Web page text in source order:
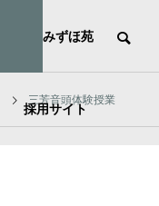
みずほ苑
採用サイト
三芳音頭体験授業